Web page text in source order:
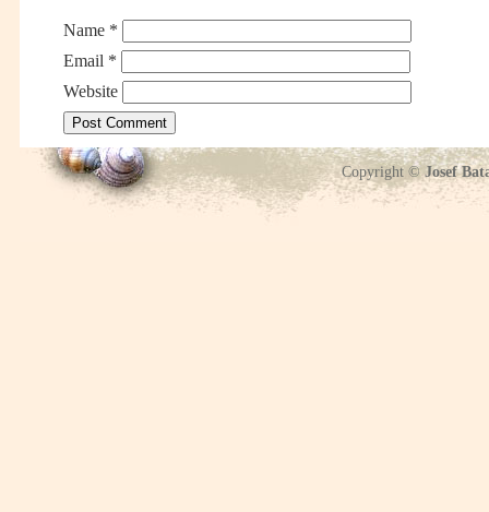
Name *
Email *
Website
Copyright ©Josef